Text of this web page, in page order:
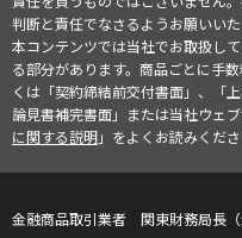
判断と責任でなさるようお願いいた
本コンテンツでは当社でお取扱し
る部分があります。商品ごとに手
くは「契約締結前交付書面」、「
論見書補完書面」または当社ウェ
に関する説明」をよくお読みくださ
金融商品取引業者 関東財務局長